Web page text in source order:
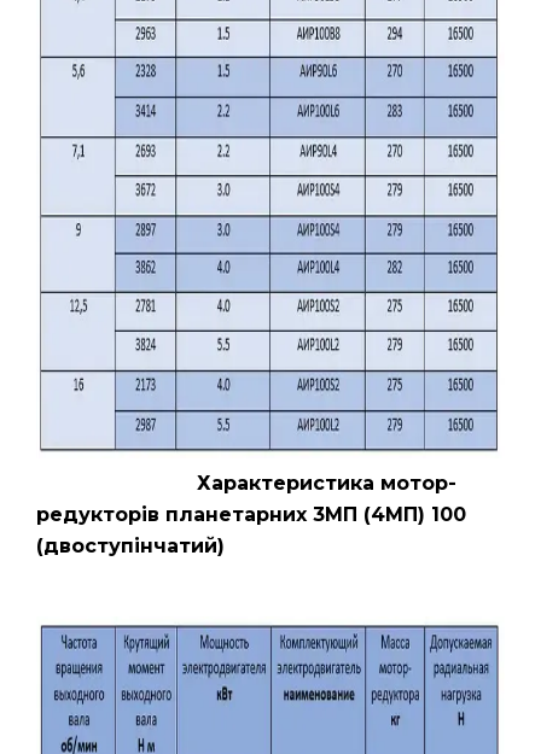
Характеристика мотор-
редукторів планетарних 3МП (4МП) 100
(двоступінчатий)